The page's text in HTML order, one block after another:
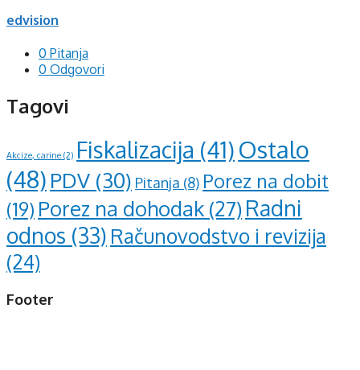
edvision
0 Pitanja
0 Odgovori
Tagovi
Akcize, carine (2) Fiskalizacija (41)Ostalo
(48) PDV (30) Pitanja (8) Porez na dobit
(19) Porez na dohodak (27)Radni
odnos (33) Računovodstvo i revizija
(24)
Footer